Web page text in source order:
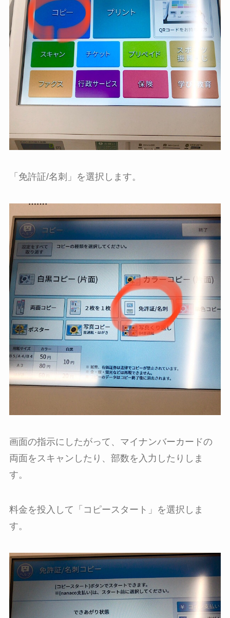
「免許証/名刺」を選択します。
画面の指示にしたがって、マイナンバーカードの
両面をスキャンしたり、部数を入力したりしま
す。
料金を投入して「コピースタート」を選択しま
す。